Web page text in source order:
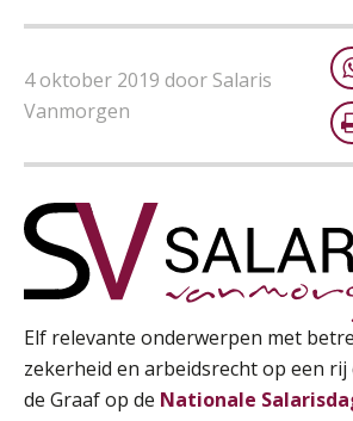
4 oktober 2019 door Salaris
Vanmorgen
Elf relevante onderwerpen met
zekerheid en arbeidsrecht op een
de Graaf op de Nationale